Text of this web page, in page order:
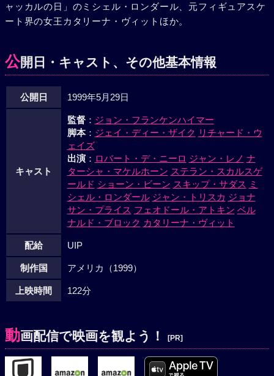
ャッカルの日」のミシェル・ロンダール、元フィギュアスケ
ート界の女王カタリーナ・ヴィットほか。
公開日・キャスト、その他基本情報
公開日 1999年5月29日
キャスト
監督： ジョン・フランケンハイマー
脚本： ジェイ・ディー・ザイク リチャード・ウ
ェイズ
出演： ロバート・デ・ニーロ ジャン・レノ ナ
ターシャ・マケルホーン ステラン・スカルスゲ
ールド ショーン・ビーン スキップ・サダス ミ
シェル・ロンダール ジャン・トリスカ ジョナ
サン・プライス フェオドール・アトキン ベル
ナルド・ブロック カタリーナ・ヴィット
配給 UIP
制作国 アメリカ（1999）
上映時間 122分
動画配信で映画を観よう！ [PR]